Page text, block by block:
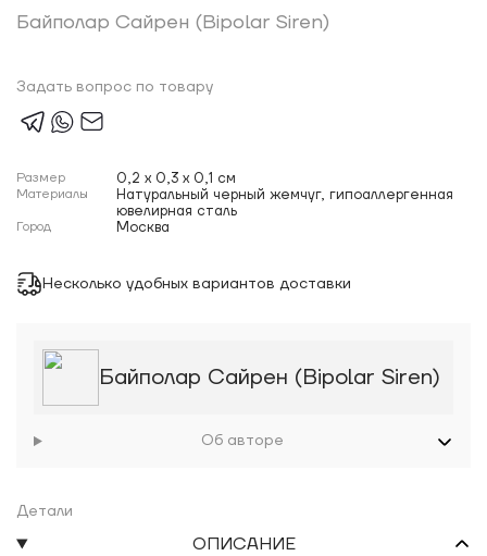
Байполар Сайрен (Bipolar Siren)
Задать вопрос по товару
Размер 0,2 x 0,3 x 0,1 см
Материалы
Натуральный черный жемчуг, гипоаллергенная
ювелирная сталь
Город Москва
Несколько удобных вариантов доставки
Байполар Сайрен (Bipolar Siren)
Об авторе
Детали
ОПИСАНИЕ